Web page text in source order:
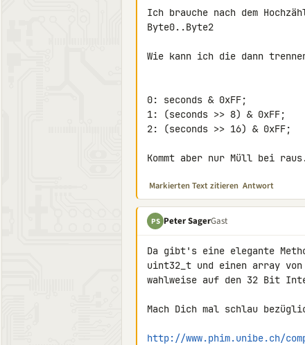
Ich brauche nach dem
Byte0..Byte2
Wie kann ich die dann
0: seconds & 0xFF;
1: (seconds >> 8) & 0xFF;
2: (seconds >> 16) & 0xFF;
Kommt aber nur Müll bei
Markierten Text zitieren Antwort
PS Peter SagerGast
Da gibt's eine elegante
uint32_t und einen array
wahlweise auf den 32 Bit
Mach Dich mal schlau
http://www.phim.unibe.ch/